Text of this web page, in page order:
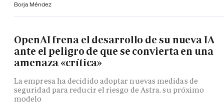
Borja Méndez
OpenAI frena el desarrollo de su nueva IA
ante el peligro de que se convierta en una
amenaza «crítica»
La empresa ha decidido adoptar nuevas medidas de
seguridad para reducir el riesgo de Astra, su próximo
modelo